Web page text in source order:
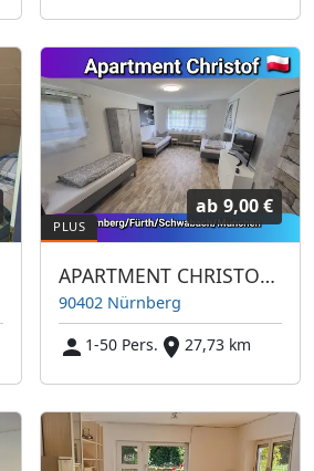
ab 9,00 €
APARTMENT CHRISTOF NÜRNBERG
90402 Nürnberg
1-50 Pers.
27,73 km